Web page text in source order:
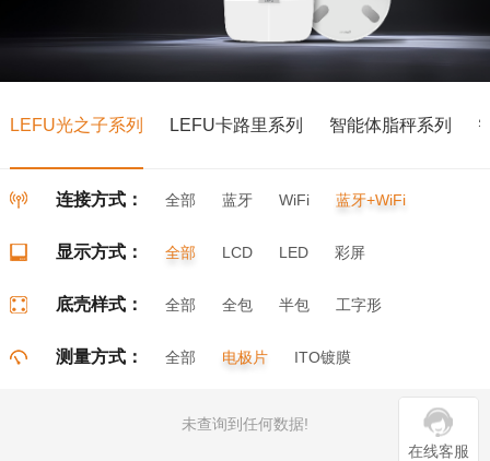
在线客服
LEFU光之子系列 LEFU卡路里系列 智能体脂秤系列
连接方式： 全部 蓝牙 WiFi 蓝牙+WiFi
显示方式： 全部 LCD LED 彩屏
底壳样式： 全部 全包 半包
工字形
测量方式： 全部 电极片 ITO镀膜
未查询到任何数据!